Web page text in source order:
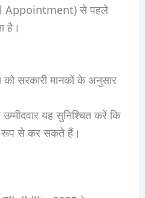
Appointment) से पहले
है।
को सरकारी मानकों के अनुसार
यह सुनिश्चित करें कि
रूप से कर सकते हैं।